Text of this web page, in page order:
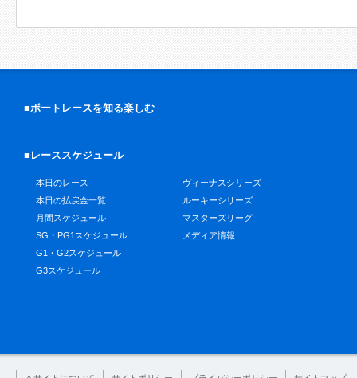
■ボートレースを知る楽しむ
■レーススケジュール
本日のレース
本日の払戻金一覧
月間スケジュール
SG・PG1スケジュール
G1・G2スケジュール
G3スケジュール
ヴィーナスシリーズ
ルーキーシリーズ
マスターズリーグ
メディア情報